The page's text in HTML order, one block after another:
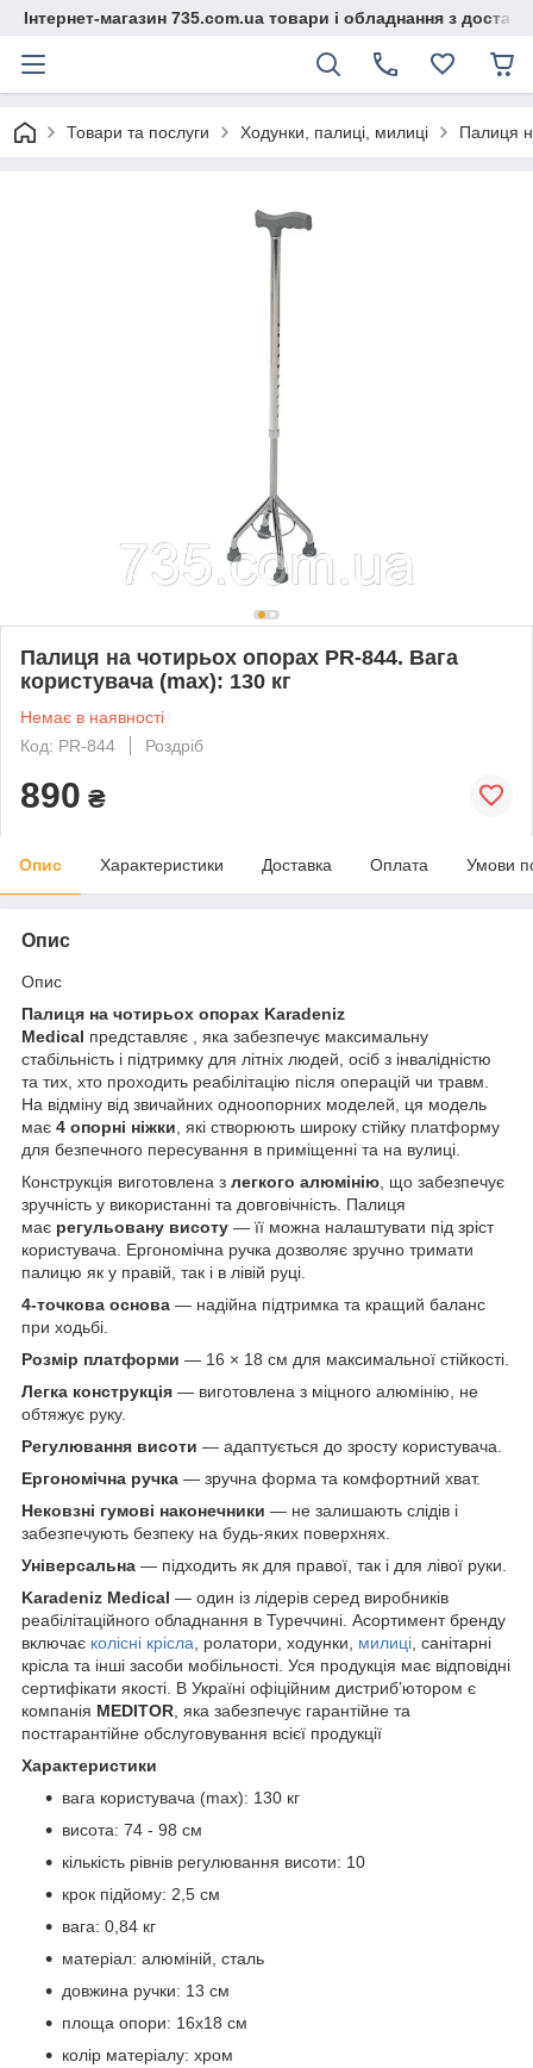
Інтернет-магазин 735.com.ua товари і обладнання з
Товари та послуги Ходунки, палиці, милиці Палиця
Палиця на чотирьох опорах PR-844. Вага
користувача (max): 130 кг
Немає в наявності
Код: PR-844
Роздріб
890 ₴
Опис Характеристики Доставка Оплата Умови
Опис
Опис
Палиця на чотирьох опорах Karadeniz
Medical представляє , яка забезпечує максимальну
стабільність і підтримку для літніх людей, осіб з інвалідністю
та тих, хто проходить реабілітацію після операцій чи травм.
На відміну від звичайних одноопорних моделей, ця модель
має 4 опорні ніжки , які створюють широку стійку платформу
для безпечного пересування в приміщенні та на вулиці.
Конструкція виготовлена з легкого алюмінію , що забезпечує
зручність у використанні та довговічність. Палиця
має регульовану висоту — її можна налаштувати під зріст
користувача. Ергономічна ручка дозволяє зручно тримати
палицю як у правій, так і в лівій руці.
4-точкова основа — надійна підтримка та кращий баланс
при ходьбі.
Розмір платформи — 16 × 18 см для максимальної стійкості.
Легка конструкція — виготовлена з міцного алюмінію, не
обтяжує руку.
Регулювання висоти — адаптується до зросту користувача.
Ергономічна ручка — зручна форма та комфортний хват.
Нековзні гумові наконечники — не залишають слідів і
забезпечують безпеку на будь-яких поверхнях.
Універсальна — підходить як для правої, так і для лівої руки.
Karadeniz Medical — один із лідерів серед виробників
реабілітаційного обладнання в Туреччині. Асортимент бренду
включає колісні крісла , ролатори, ходунки, милиці , санітарні
крісла та інші засоби мобільності. Уся продукція має відповідні
сертифікати якості. В Україні офіційним дистриб’ютором є
компанія MEDITOR , яка забезпечує гарантійне та
постгарантійне обслуговування всієї продукції
Характеристики
вага користувача (max): 130 кг
висота: 74 - 98 см
кількість рівнів регулювання висоти: 10
крок підйому: 2,5 см
вага: 0,84 кг
матеріал: алюміній, сталь
довжина ручки: 13 см
площа опори: 16х18 см
колір матеріалу: хром